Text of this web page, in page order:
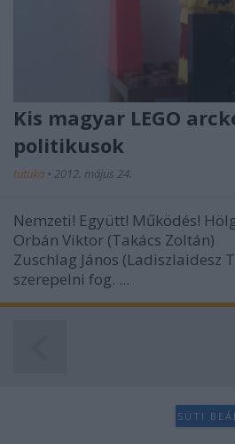
Kis magyar LEGO
politikusok
tutuka • 2012. május 24.
Nemzeti! Együtt! Működés!
Orbán Viktor (Takács Zoltán)
Zuschlag János (Ladiszlaidesz
szerepelni fog. ...
SÜTI